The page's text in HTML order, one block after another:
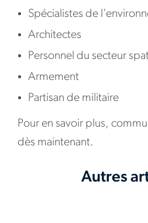
Spécialistes de
Architectes
Personnel du secteur
Armement
Partisan de militaire
Pour en savoir plus,
dès maintenant.
Autres